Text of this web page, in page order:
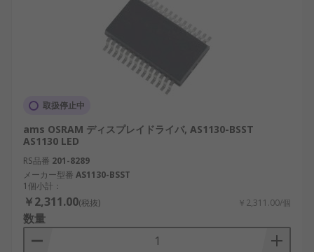
取扱停止中
ams OSRAM ディスプレイドライバ, AS1130-BSST
AS1130 LED
RS品番 201-8289
メーカー型番 AS1130-BSST
1個小計：
￥2,311.00(税抜) ￥2,311.00/個
数量